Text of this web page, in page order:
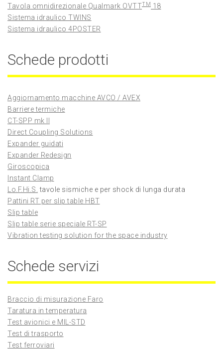
Tavola omnidirezionale Qualmark OVTTTM 18
Sistema idraulico TWINS
Sistema idraulico 4POSTER
Schede prodotti
Aggiornamento macchine AVCO / AVEX
Barriere termiche
CT-SPP mk II
Direct Coupling Solutions
Expander guidati
Expander Redesign
Giroscopica
Instant Clamp
Lo.F.Hi.S. tavole sismiche e per shock di lunga durata
Pattini RT per slip table HBT
Slip table
Slip table serie speciale RT-SP
Vibration testing solution for the space industry
Schede servizi
Braccio di misurazione Faro
Taratura in temperatura
Test avionici e MIL-STD
Test di trasporto
Test ferroviari